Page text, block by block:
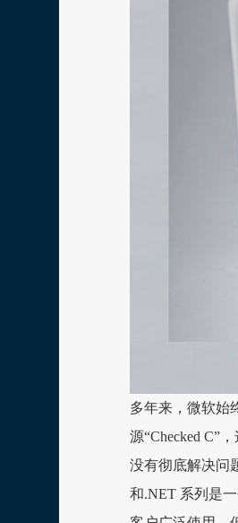
多年来，微软始
源“Checked C”
没有彻底解决问
和.NET 系列是